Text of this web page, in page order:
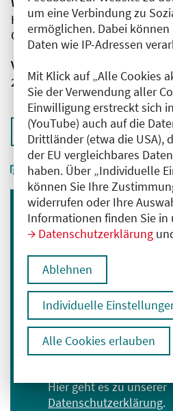
um eine Verbindung zu
ermöglichen. Dabei
Daten wie IP-Adressen
Mit Klick auf „Alle Cookies
Sie der Verwendung aller
Einwilligung erstreckt sich
(YouTube) auch auf die
Drittländer (etwa die USA),
der EU vergleichbares
haben. Über „Individuelle
können Sie Ihre
widerrufen oder Ihre
Informationen finden Sie in
Datenschutzerklärung
Ablehnen
Individuelle
Alle Cookies erlauben
Herr Dr. med. Steffen Fuchs
Charité - Universitätsmedizin
Veranstaltungsnummer
2761102026029990113
Zurück zur Übersicht
Immer informiert
Melden Sie sich für unseren
E-Mail-Adresse eingeben
Ich bin mit der
Hier geht es zu unserer
Datenschutzerklärung.
Anmelden